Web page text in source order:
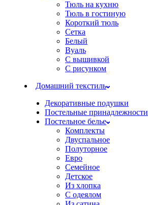
Тюль на кухню
Тюль в гостиную
Короткий тюль
Сетка
Белый
Вуаль
С вышивкой
С рисунком
Домашний текстиль
Декоративные подушки
Постельные принадлежности
Постельное белье
Комплекты
Двуспальное
Полуторное
Евро
Семейное
Детское
Из хлопка
С одеялом